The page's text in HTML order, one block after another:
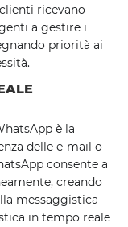
ricevano
a gestire i
priorità ai
è la
delle e-mail o
consente a
creando
messaggistica
in tempo reale